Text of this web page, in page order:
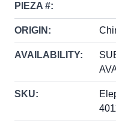
PIEZA #:
ORIGIN:
AVAILABILITY:
SKU: